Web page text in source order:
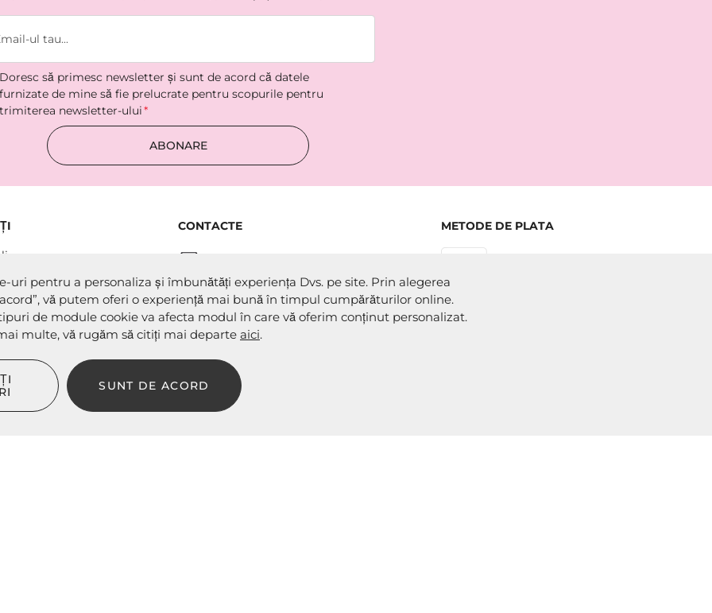
Doresc să primesc newsletter şi sunt de acord că datele
furnizate de mine să fie prelucrate pentru scopurile pentru
trimiterea newsletter-ului
ABONARE
CONSIMȚĂMÂNT
CONTACTE
URMAȚI-NE
METODE DE PLATA
METODE DE EXPEDIERE
uri pentru a personaliza și îmbunătăți experiența Dvs. pe site. Prin alegerea
vă putem oferi o experiență mai bună în timpul cumpărăturilor online.
de module cookie va afecta modul în care vă oferim conținut personalizat.
multe, vă rugăm să citiți mai departe aici.
SUNT DE ACORD